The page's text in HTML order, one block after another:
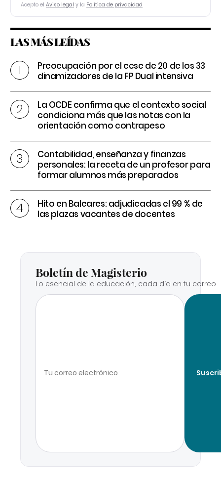
Acepto el Aviso legal y la Política de privacidad
LAS MÁS LEÍDAS
Preocupación por el cese de 20 de los 33
dinamizadores de la FP Dual intensiva
La OCDE confirma que el contexto social
condiciona más que las notas con la
orientación como contrapeso
Contabilidad, enseñanza y finanzas
personales: la receta de un profesor para
formar alumnos más preparados
Hito en Baleares: adjudicadas el 99 % de
las plazas vacantes de docentes
Boletín de Magisterio
Lo esencial de la educación, cada día en tu correo.